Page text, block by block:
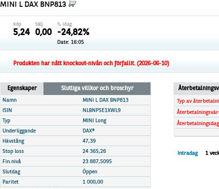
Unlimited Turbos
Stoppade & förfallna produkter
Realtidskurser
Kunskapscentra+
Marknadsöversikt
MINI L DAX BNP813
Köp
5,24
Sälj
0,00
% idag
-24,82%
Date: 16:05
Produkten har nått knockout-nivån och förfallit. (2026-06-10)
Egenskaper Slutliga villkor och broschyr
Namn
MINI L DAX BNP813
ISIN
NLBNPSE1XWL9
Typ
MINI Long
Underliggande
DAX®
Hävstång
47,39
Stop loss
24 365,26
Fin.nivå
23 887,5095
Slutdag
Öppen
Paritet
1 000,00
Typ av
Återbetalningsdag
Intradag 1